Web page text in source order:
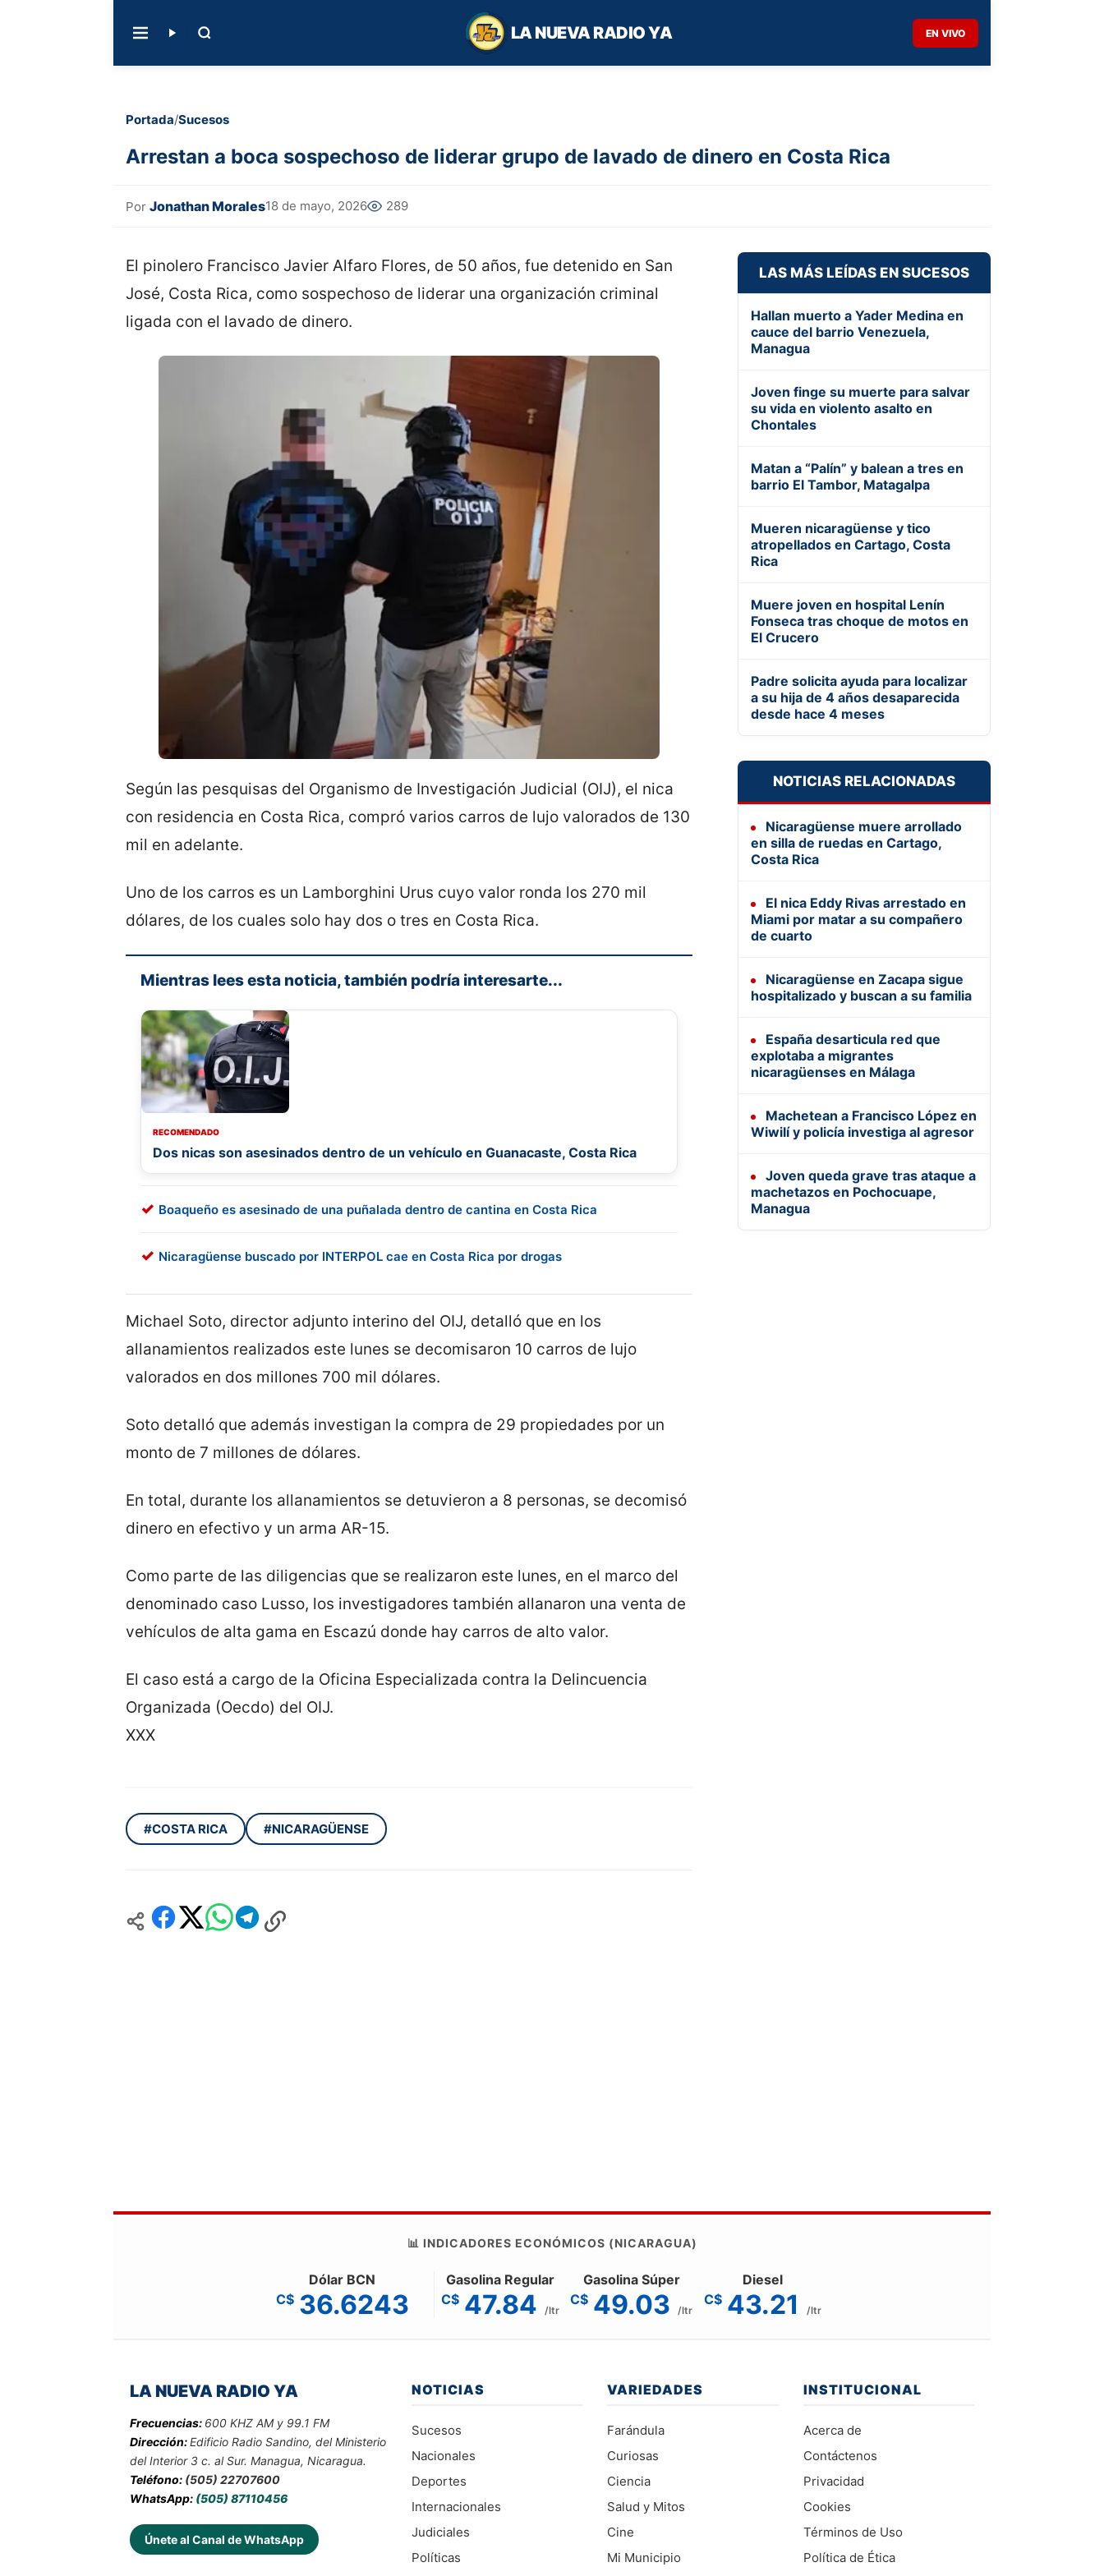
LA NUEVA RADIO YA EN VIVO
Portada/Sucesos
Arrestan a boca sospechoso de liderar grupo de lavado de dinero en Costa Rica
Por Jonathan Morales18 de mayo, 2026 289
El pinolero Francisco Javier Alfaro Flores, de 50 años, fue detenido en San
José, Costa Rica, como sospechoso de liderar una organización criminal
ligada con el lavado de dinero.
Según las pesquisas del Organismo de Investigación Judicial (OIJ), el nica
con residencia en Costa Rica, compró varios carros de lujo valorados de 130
mil en adelante.
Uno de los carros es un Lamborghini Urus cuyo valor ronda los 270 mil
dólares, de los cuales solo hay dos o tres en Costa Rica.
Mientras lees esta noticia, también podría interesarte...
RECOMENDADO
Dos nicas son asesinados dentro de un vehículo en Guanacaste, Costa Rica
Boaqueño es asesinado de una puñalada dentro de cantina en Costa Rica
Nicaragüense buscado por INTERPOL cae en Costa Rica por drogas
Michael Soto, director adjunto interino del OIJ, detalló que en los
allanamientos realizados este lunes se decomisaron 10 carros de lujo
valorados en dos millones 700 mil dólares.
Soto detalló que además investigan la compra de 29 propiedades por un
monto de 7 millones de dólares.
En total, durante los allanamientos se detuvieron a 8 personas, se decomisó
dinero en efectivo y un arma AR-15.
Como parte de las diligencias que se realizaron este lunes, en el marco del
denominado caso Lusso, los investigadores también allanaron una venta de
vehículos de alta gama en Escazú donde hay carros de alto valor.
El caso está a cargo de la Oficina Especializada contra la Delincuencia
Organizada (Oecdo) del OIJ.
XXX
#COSTA RICA #NICARAGÜENSE
LAS MÁS LEÍDAS EN SUCESOS
Hallan muerto a Yader Medina en
cauce del barrio Venezuela,
Managua
Joven finge su muerte para salvar
su vida en violento asalto en
Chontales
Matan a “Palín” y balean a tres en
barrio El Tambor, Matagalpa
Mueren nicaragüense y tico
atropellados en Cartago, Costa
Rica
Muere joven en hospital Lenín
Fonseca tras choque de motos en
El Crucero
Padre solicita ayuda para localizar
a su hija de 4 años desaparecida
desde hace 4 meses
NOTICIAS RELACIONADAS
Nicaragüense muere arrollado
en silla de ruedas en Cartago,
Costa Rica
El nica Eddy Rivas arrestado en
Miami por matar a su compañero
de cuarto
Nicaragüense en Zacapa sigue
hospitalizado y buscan a su familia
España desarticula red que
explotaba a migrantes
nicaragüenses en Málaga
Machetean a Francisco López en
Wiwilí y policía investiga al agresor
Joven queda grave tras ataque a
machetazos en Pochocuape,
Managua
📊 INDICADORES ECONÓMICOS (NICARAGUA)
Dólar BCN
C$ 36.6243
Gasolina Regular
C$ 47.84 /ltr
Gasolina Súper
C$ 49.03 /ltr
Diesel
C$ 43.21 /ltr
LA NUEVA RADIO YA
Frecuencias: 600 KHZ AM y 99.1 FM
Dirección:Edificio Radio Sandino, del Ministerio
del Interior 3 c. al Sur. Managua, Nicaragua.
Teléfono: (505) 22707600
WhatsApp: (505) 87110456
Únete al Canal de WhatsApp
NOTICIAS
Sucesos
Nacionales
Deportes
Internacionales
Judiciales
Políticas
VARIEDADES
Farándula
Curiosas
Ciencia
Salud y Mitos
Cine
Mi Municipio
INSTITUCIONAL
Acerca de
Contáctenos
Privacidad
Cookies
Términos de Uso
Política de Ética